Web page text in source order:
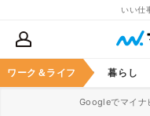
いい仕
ワーク＆ライフ
ススキル マネー 暮らし
Googleでマイナ